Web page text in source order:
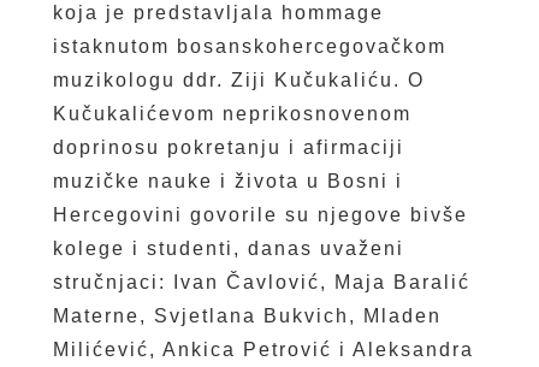
koja je predstavljala hommage
istaknutom bosanskohercegovačkom
muzikologu ddr. Ziji Kučukaliću. O
Kučukalićevom neprikosnovenom
doprinosu pokretanju i afirmaciji
muzičke nauke i života u Bosni i
Hercegovini govorile su njegove bivše
kolege i studenti, danas uvaženi
stručnjaci: Ivan Čavlović, Maja Baralić
Materne, Svjetlana Bukvich, Mladen
Milićević, Ankica Petrović i Aleksandra